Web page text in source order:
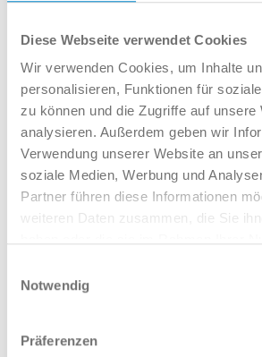
Diese Webseite verwendet Cookies
Wir verwenden Cookies, um Inhalte
personalisieren, Funktionen für
zu können und die Zugriffe auf unsere
analysieren. Außerdem geben wir
Verwendung unserer Website an
soziale Medien, Werbung und
Partner führen diese Informationen
weiteren Daten zusammen, die Sie
Notwendig
Präferenzen
Ihr Auto schätzen
Interessieren Sie sich
Angebot? Wir
beraten!